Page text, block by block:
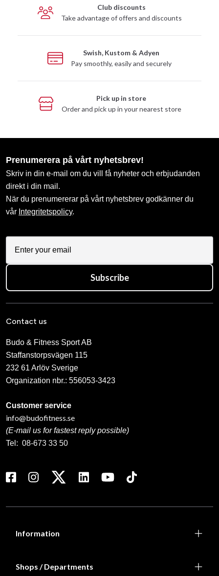
Club discounts
Take advantage of offers and discounts
Swish, Kustom & Adyen
Pay smoothly, easily and securely
Pick up in store
Order and pick up in your nearest store
Prenumerera på vårt nyhetsbrev!
Skriv in din e-mail om du vill få nyheter och erbjudanden
direkt i din mail.
När du prenumererar på vårt nyhetsbrev godkänner du
vår Integritetspolicy.
Subscribe
Contact us
Budo & Fitness Sport AB
Staffanstorpsvägen 115
232 61 Arlöv Sverige
Organization nbr.: 556053-3423
Customer service
info@budofitness.se
(E-mail us for fastest reply possible)
Tel: 08-673 33 50
Information
Shops / Departments